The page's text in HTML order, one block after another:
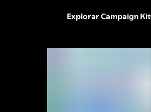
Explorar Campaign Kit